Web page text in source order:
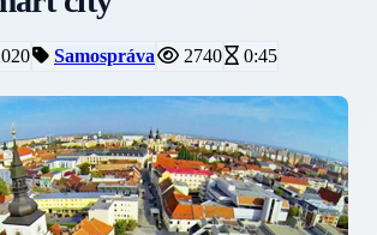
Samospráva 2740 0:45